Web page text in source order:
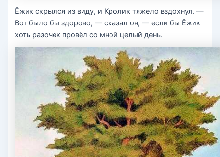
Ёжик скрылся из виду, и Кролик тяжело вздохнул. —
Вот было бы здорово, — сказал он, — если бы Ёжик
хоть разочек провёл со мной целый день.